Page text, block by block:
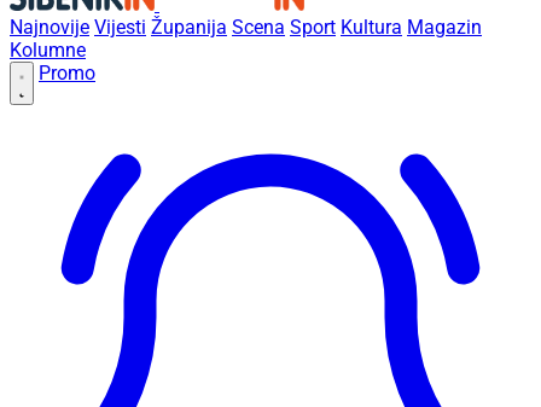
Najnovije Vijesti Županija Scena Sport Kultura Magazin
Kolumne
Promo